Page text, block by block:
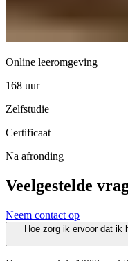
Online leeromgeving
168 uur
Zelfstudie
Certificaat
Na afronding
Veelgestelde
Neem contact op
Hoe zorg ik ervoor dat ik